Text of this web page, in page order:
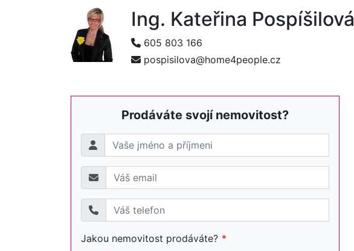
Ing. Kateřina Pospíšilová
605 803 166
pospisilova@home4people.cz
Prodáváte svojí nemovitost?
Jakou nemovitost prodáváte?